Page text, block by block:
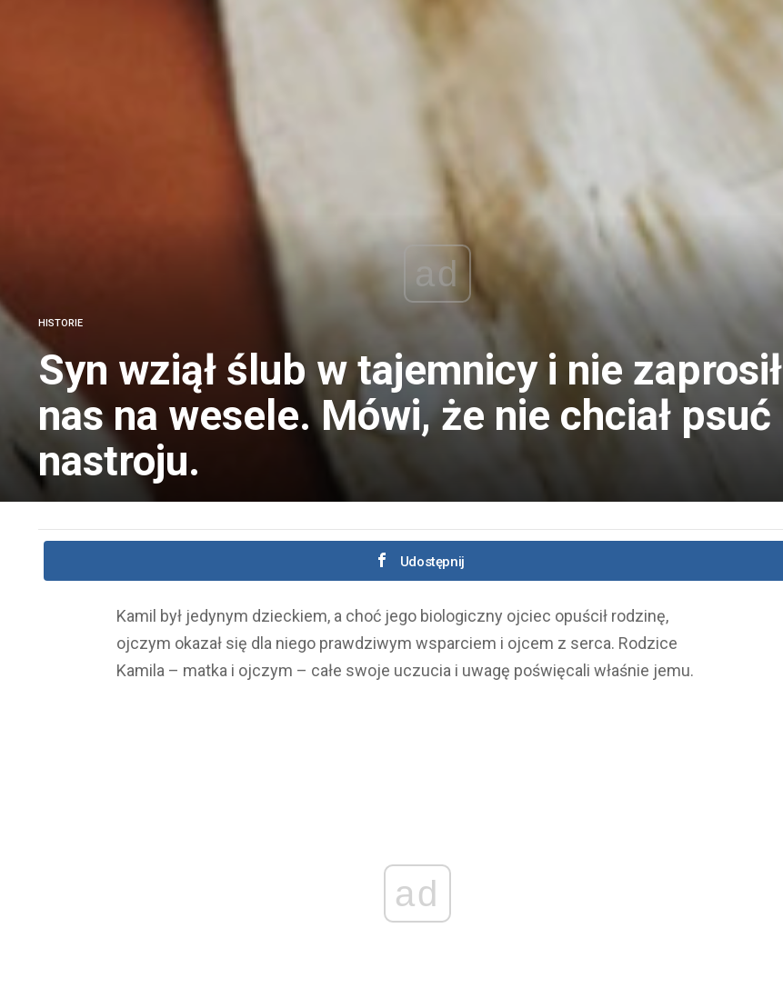
ad
HISTORIE
Syn wziął ślub w tajemnicy i nie zaprosił
nas na wesele. Mówi, że nie chciał psuć
nastroju.
Udostępnij
Kamil był jedynym dzieckiem, a choć jego biologiczny ojciec opuścił rodzinę,
ojczym okazał się dla niego prawdziwym wsparciem i ojcem z serca. Rodzice
Kamila – matka i ojczym – całe swoje uczucia i uwagę poświęcali właśnie jemu.
ad